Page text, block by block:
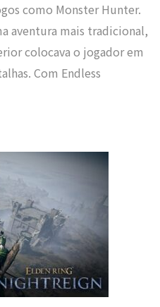
como Monster Hunter.
aventura mais tradicional,
colocava o jogador em
Com Endless